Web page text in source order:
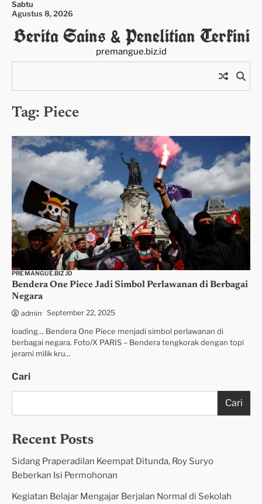
Skip
content
Sabtu
Agustus 8, 2026
Berita Sains & Penelitian Terkini
premangue.biz.id
Tag: Piece
PREMANGUE.BIZ.ID
Bendera One Piece Jadi Simbol Perlawanan di Berbagai
Negara
admin September 22, 2025
loading… Bendera One Piece menjadi simbol perlawanan di
berbagai negara. Foto/X PARIS – Bendera tengkorak dengan topi
jerami milik kru…
Cari
Cari
Recent Posts
Sidang Praperadilan Keempat Ditunda, Roy Suryo
Beberkan Isi Permohonan
Kegiatan Belajar Mengajar Berjalan Normal di Sekolah